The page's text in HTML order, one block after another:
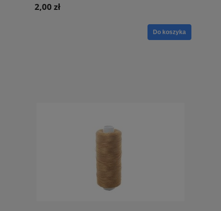
2,00 zł
Do koszyka